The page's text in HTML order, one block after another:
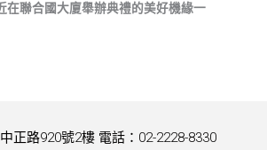
在聯合國大廈舉辦典禮的美好機緣一
正路920號2樓 電話：02-2228-8330